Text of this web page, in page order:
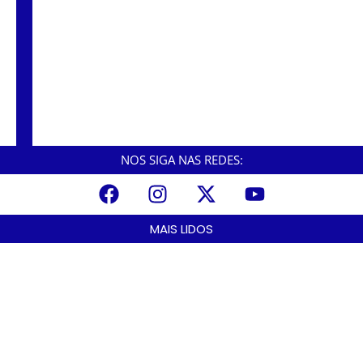
NOS SIGA NAS REDES:
MAIS LIDOS